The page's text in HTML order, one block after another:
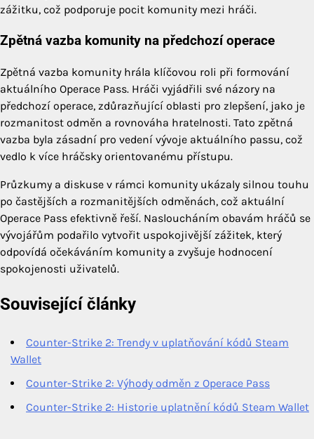
zážitku, což podporuje pocit komunity mezi hráči.
Zpětná vazba komunity na předchozí operace
Zpětná vazba komunity hrála klíčovou roli při formování
aktuálního Operace Pass. Hráči vyjádřili své názory na
předchozí operace, zdůrazňující oblasti pro zlepšení, jako je
rozmanitost odměn a rovnováha hratelnosti. Tato zpětná
vazba byla zásadní pro vedení vývoje aktuálního passu, což
vedlo k více hráčsky orientovanému přístupu.
Průzkumy a diskuse v rámci komunity ukázaly silnou touhu
po častějších a rozmanitějších odměnách, což aktuální
Operace Pass efektivně řeší. Nasloucháním obavám hráčů se
vývojářům podařilo vytvořit uspokojivější zážitek, který
odpovídá očekáváním komunity a zvyšuje hodnocení
spokojenosti uživatelů.
Související články
Counter-Strike 2: Trendy v uplatňování kódů Steam
Wallet
Counter-Strike 2: Výhody odměn z Operace Pass
Counter-Strike 2: Historie uplatnění kódů Steam Wallet